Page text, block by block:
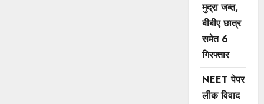
मुद्रा जब्त,
बीबीए छात्र
समेत 6
गिरफ्तार
NEET पेपर
लीक विवाद